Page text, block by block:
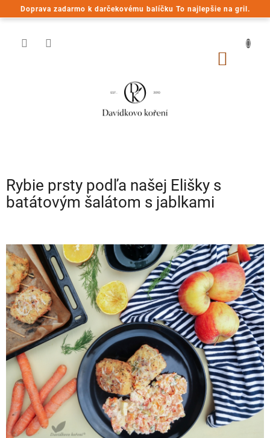
Doprava zadarmo k darčekovému balíčku To najlepšie na gril.
Prejsť
na
Rybie prsty podľa našej Elišky s
batátovým šalátom s jablkami